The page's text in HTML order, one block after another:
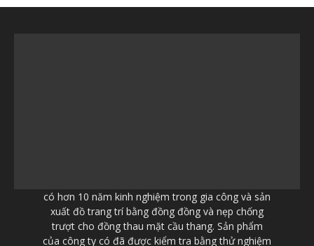
có hơn 10 năm kinh nghiệm trong gia công và sản
xuất đồ trang trí bằng đồng đồng và nẹp chống
trượt cho đồng thau mặt cầu thang. Sản phẩm
của công ty có đã được kiểm tra bằng thử nghiệm